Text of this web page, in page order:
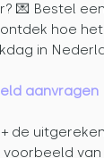
💌 Bestel
hoe
in
aanvragen
de